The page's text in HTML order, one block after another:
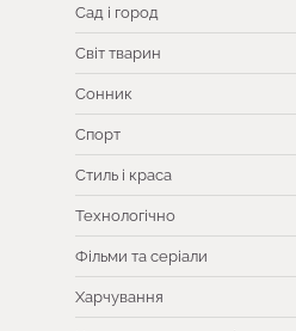
Сад і город
Світ тварин
Сонник
Спорт
Стиль і краса
Технологічно
Фільми та серіали
Харчування